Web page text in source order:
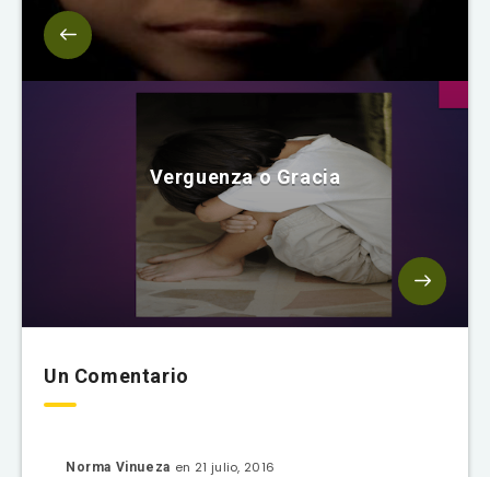
Verguenza o Gracia
Un Comentario
Norma Vinueza en 21 julio, 2016